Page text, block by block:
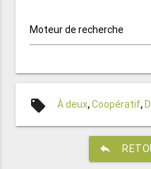
Moteur de recherche
local_offer À deux,Coopératif,
reply